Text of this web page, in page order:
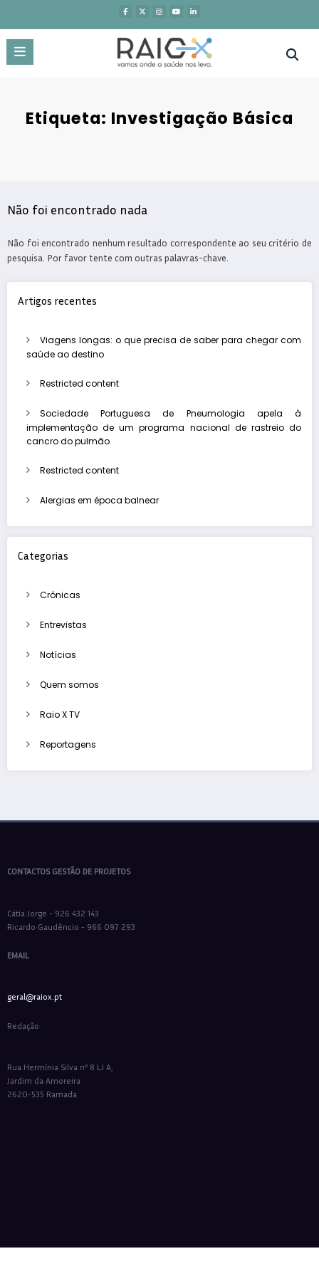
o
conteúdo
Etiqueta: Investigação Básica
Não foi encontrado nada
Não foi encontrado nenhum resultado correspondente ao seu critério de
pesquisa. Por favor tente com outras palavras-chave.
Artigos recentes
Viagens longas: o que precisa de saber para chegar com
saúde ao destino
Restricted content
Sociedade Portuguesa de Pneumologia apela à
implementação de um programa nacional de rastreio do
cancro do pulmão
Restricted content
Alergias em época balnear
Categorias
Crónicas
Entrevistas
Notícias
Quem somos
Raio X TV
Reportagens
CONTACTOS GESTÃO DE PROJETOS
Cátia Jorge - 926 432 143
Ricardo Gaudêncio - 966 097 293
EMAIL
geral@raiox.pt
Redação
Rua Hermínia Silva nº 8 LJ A,
Jardim da Amoreira
2620-535 Ramada